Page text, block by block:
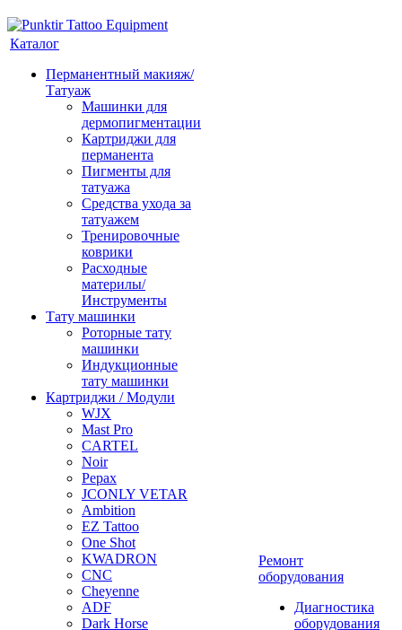
Каталог
Перманентный макияж/
Татуаж
Машинки для
дермопигментации
Картриджи для
перманента
Пигменты для
татуажа
Средства ухода за
татуажем
Тренировочные
коврики
Расходные
материлы/
Инструменты
Тату машинки
Роторные тату
машинки
Индукционные
тату машинки
Картриджи / Модули
WJX
Mast Pro
CARTEL
Noir
Pepax
JCONLY VETAR
Ambition
EZ Tattoo
One Shot
KWADRON
CNC
Cheyenne
ADF
Dark Horse
Ремонт
оборудования
Диагностика
оборудования